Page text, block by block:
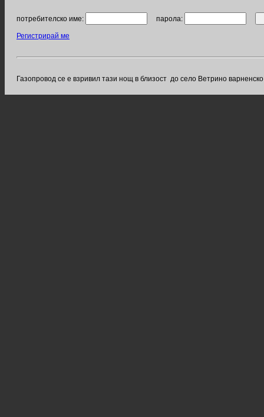
потребителско име: парола:
Регистрирай ме
Газопровод се е взривил тази нощ в близост до село Ветрино